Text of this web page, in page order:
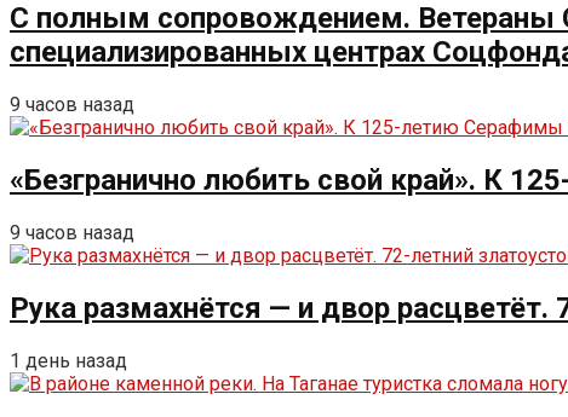
С полным сопровождением. Ветераны
специализированных центрах
9 часов назад
«Безгранично любить свой край». К
9 часов назад
Рука размахнётся — и двор
1 день назад